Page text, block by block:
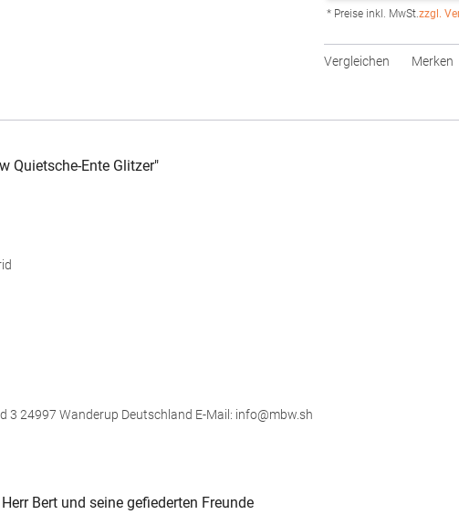
* Preise inkl. MwSt.zzgl.
Vergleichen Merken
Quietsche-Ente Glitzer"
3 24997 Wanderup Deutschland E-Mail: info@mbw.sh
Bert und seine gefiederten Freunde